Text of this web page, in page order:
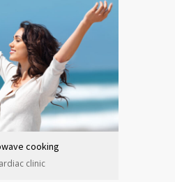
cooking
clinic